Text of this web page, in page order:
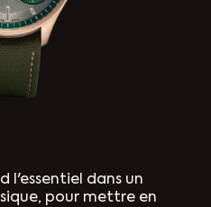
l'essentiel dans un
pour mettre en